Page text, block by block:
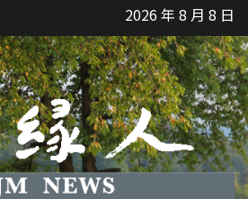
2026 年 8 月 8 日